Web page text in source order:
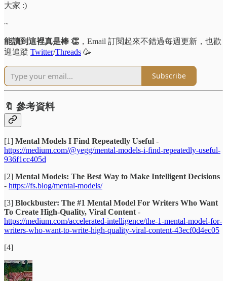
大家 :)
~
能讀到這裡真是棒 👏 ，Email 訂閱起來不錯過每週更新，也歡
迎追蹤 Twitter/Threads 🥳
Subscribe
🔖 參考資料
[1] Mental Models I Find Repeatedly Useful -
https://medium.com/@yegg/mental-models-i-find-repeatedly-useful-
936f1cc405d
[2] Mental Models: The Best Way to Make Intelligent Decisions
- https://fs.blog/mental-models/
[3] Blockbuster: The #1 Mental Model For Writers Who Want
To Create High-Quality, Viral Content -
https://medium.com/accelerated-intelligence/the-1-mental-model-for-
writers-who-want-to-write-high-quality-viral-content-43ecf0d4ec05
[4]